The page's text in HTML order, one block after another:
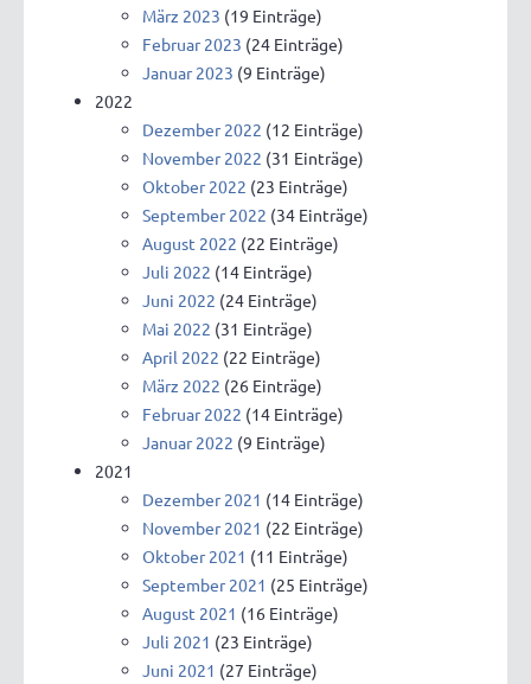
März 2023 (19 Einträge)
Februar 2023 (24 Einträge)
Januar 2023 (9 Einträge)
2022
Dezember 2022 (12 Einträge)
November 2022 (31 Einträge)
Oktober 2022 (23 Einträge)
September 2022 (34 Einträge)
August 2022 (22 Einträge)
Juli 2022 (14 Einträge)
Juni 2022 (24 Einträge)
Mai 2022 (31 Einträge)
April 2022 (22 Einträge)
März 2022 (26 Einträge)
Februar 2022 (14 Einträge)
Januar 2022 (9 Einträge)
2021
Dezember 2021 (14 Einträge)
November 2021 (22 Einträge)
Oktober 2021 (11 Einträge)
September 2021 (25 Einträge)
August 2021 (16 Einträge)
Juli 2021 (23 Einträge)
Juni 2021 (27 Einträge)